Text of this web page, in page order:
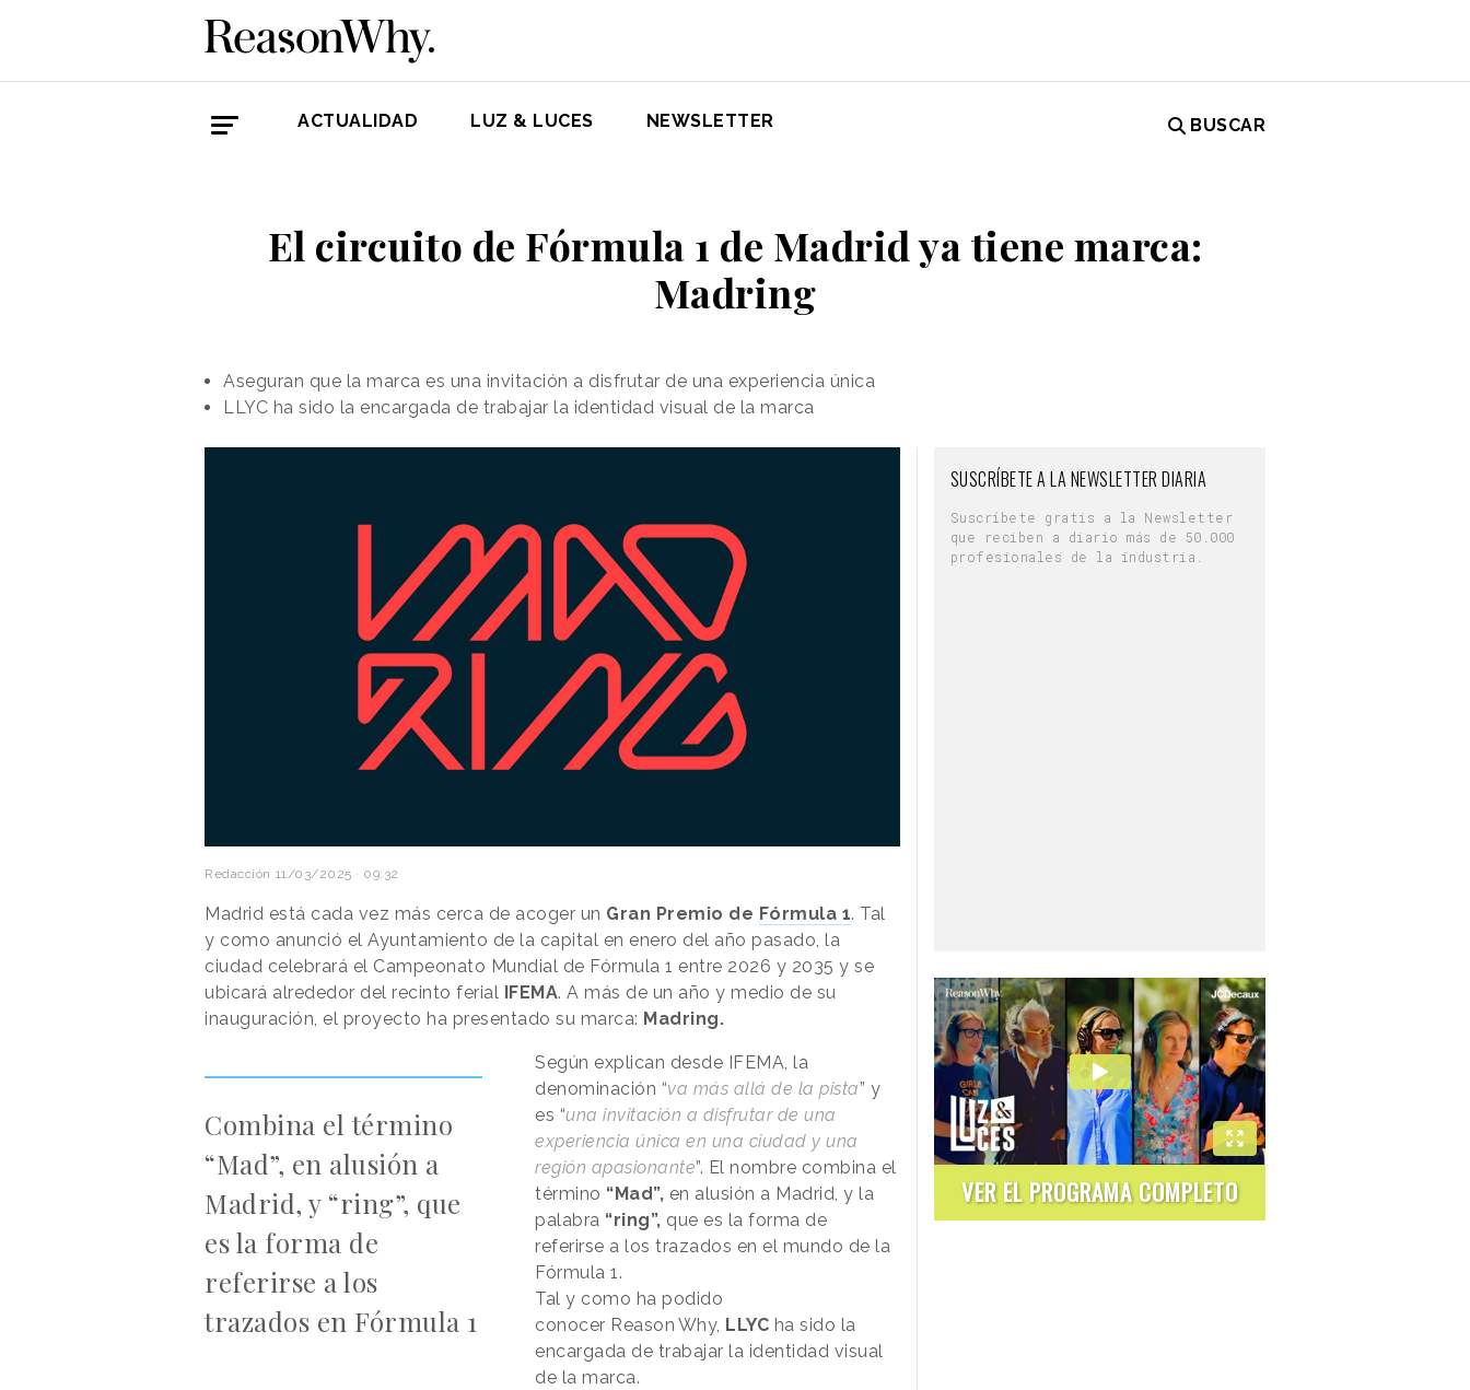
ACTUALIDAD LUZ & LUCES NEWSLETTER BUSCAR
El circuito de Fórmula 1 de Madrid ya tiene marca:
Madring
Aseguran que la marca es una invitación a disfrutar de una experiencia única
LLYC ha sido la encargada de trabajar la identidad visual de la marca
Redacción 11/03/2025 · 09:32
Madrid está cada vez más cerca de acoger un Gran Premio de Fórmula 1. Tal
y como anunció el Ayuntamiento de la capital en enero del año pasado, la
ciudad celebrará el Campeonato Mundial de Fórmula 1 entre 2026 y 2035 y se
ubicará alrededor del recinto ferial IFEMA. A más de un año y medio de su
inauguración, el proyecto ha presentado su marca: Madring.
Combina el término
“Mad”, en alusión a
Madrid, y “ring”, que
es la forma de
referirse a los
trazados en Fórmula 1
Según explican desde IFEMA, la
denominación “va más allá de la pista” y
es “una invitación a disfrutar de una
experiencia única en una ciudad y una
región apasionante”. El nombre combina el
término “Mad”, en alusión a Madrid, y la
palabra “ring”, que es la forma de
referirse a los trazados en el mundo de la
Fórmula 1.
Tal y como ha podido
conocer Reason Why, LLYC ha sido la
encargada de trabajar la identidad visual
de la marca.
SUSCRÍBETE A LA NEWSLETTER DIARIA
Suscríbete gratis a la Newsletter
que reciben a diario más de 50.000
profesionales de la industria.
VER EL PROGRAMA COMPLETO